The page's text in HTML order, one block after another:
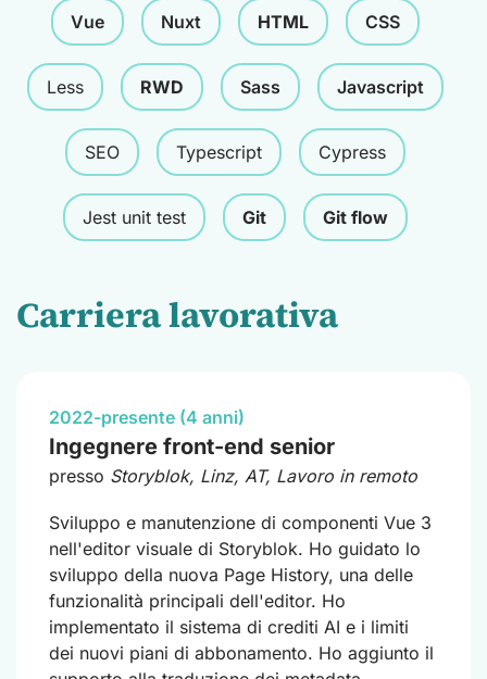
Vue Nuxt HTML CSS
Less RWD Sass Javascript
SEO Typescript Cypress
Jest unit test Git Git flow
Carriera lavorativa
2022-presente (4 anni)
Ingegnere front-end senior
presso Storyblok, Linz, AT, Lavoro in remoto
Sviluppo e manutenzione di componenti Vue 3
nell'editor visuale di Storyblok. Ho guidato lo
sviluppo della nuova Page History, una delle
funzionalità principali dell'editor. Ho
implementato il sistema di crediti AI e i limiti
dei nuovi piani di abbonamento. Ho aggiunto il